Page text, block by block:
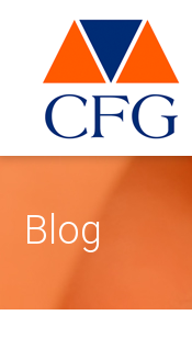
Blog
Inicio